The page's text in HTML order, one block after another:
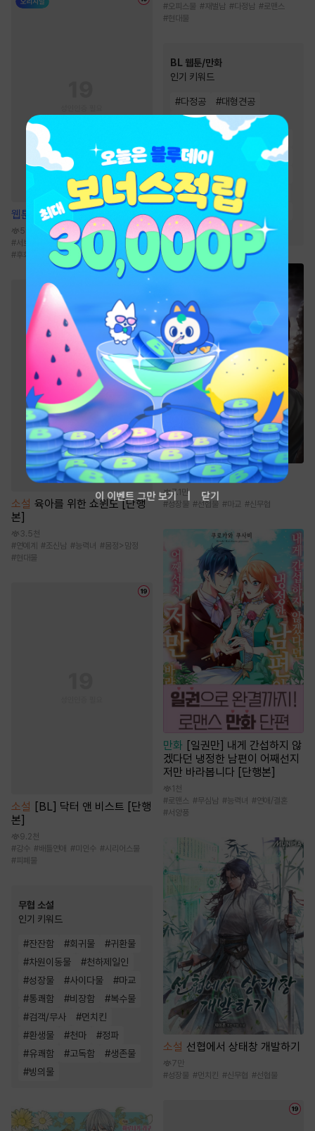
웹툰 순정 테러리즘
58.1만
#서브공 문란공 #능글공 #
드라마
#후회공
소설 육아를 위한 쇼윈도 [단행
본]
3.5천
#연예계 #조신남 #능력녀 #몸정>맘정
#현대물
소설 [BL] 닥터 앤 비스트 [단행
본]
9.2천
#강수 #배틀연애 #미인수 #시리어스물
#피폐물
무협 소설
인기 키워드
#잔잔함 #회귀물 #귀환물
#차원이동물 #천하제일인
#성장물 #사이다물 #마교
#통쾌함 #비장함 #복수물
#검객/무사 #먼치킨
#환생물 #천마 #정파
#유쾌함 #고독함 #생존물
#빙의물
#오피스물 #재벌남 #다정남 #로맨스
#현대물
BL 웹툰/만화
인기 키워드
#다정공 #대형견공
하드코어 #
능글공
#고수위
집착공
#미남공 #현대물
#연하공 #연상수
#친구>연인 #친구
강공 # 미인수
#상처수
소설 선자
7.1만
#성장물 #선협물 #마교 #신무협
만화 [일권만] 내게 간섭하지 않
겠다던 냉정한 남편이 어째선지
저만 바라봅니다 [단행본]
1천
#로맨스 #무심남 #능력녀 #연애/결혼
#서양풍
소설 선협에서 상태창 개발하기
7만
#성장물 #먼치킨 #신무협 #선협물
이 이벤트 그만 보기 닫기